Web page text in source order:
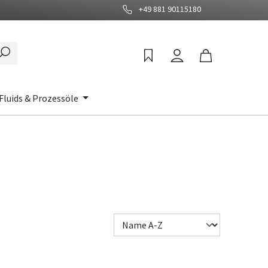
+49 881 90115180
& Prozessöle